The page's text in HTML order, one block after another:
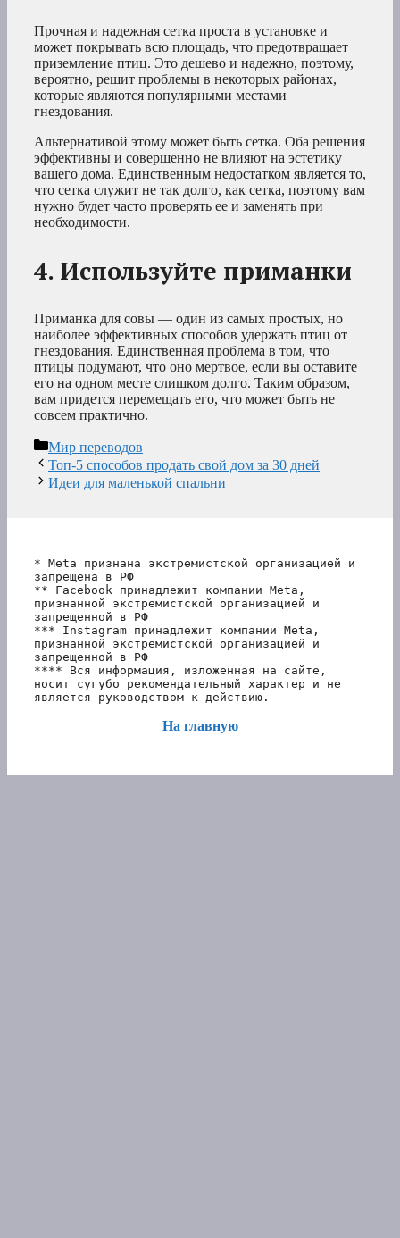
Прочная и надежная сетка проста в установке и
может покрывать всю площадь, что предотвращает
приземление птиц. Это дешево и надежно, поэтому,
вероятно, решит проблемы в некоторых районах,
которые являются популярными местами
гнездования.
Альтернативой этому может быть сетка. Оба решения
эффективны и совершенно не влияют на эстетику
вашего дома. Единственным недостатком является то,
что сетка служит не так долго, как сетка, поэтому вам
нужно будет часто проверять ее и заменять при
необходимости.
4. Используйте приманки
Приманка для совы — один из самых простых, но
наиболее эффективных способов удержать птиц от
гнездования. Единственная проблема в том, что
птицы подумают, что оно мертвое, если вы оставите
его на одном месте слишком долго. Таким образом,
вам придется перемещать его, что может быть не
совсем практично.
Рубрики
Мир переводов
Топ-5 способов продать свой дом за 30 дней
Идеи для маленькой спальни
* Meta признана экстремистской организацией и
запрещена в РФ
** Facebook принадлежит компании Meta,
признанной экстремистской организацией и
запрещенной в РФ
*** Instagram принадлежит компании Meta,
признанной экстремистской организацией и
запрещенной в РФ
**** Вся информация, изложенная на сайте,
носит сугубо рекомендательный характер и не
является руководством к действию.
На главную